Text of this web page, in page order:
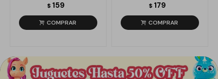
$ 159 $ 179